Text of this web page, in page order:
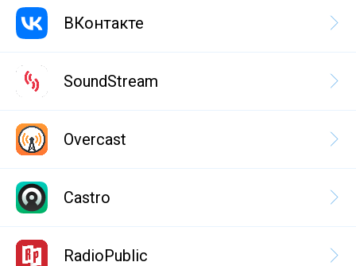
ВКонтакте
SoundStream
Overcast
Castro
RadioPublic